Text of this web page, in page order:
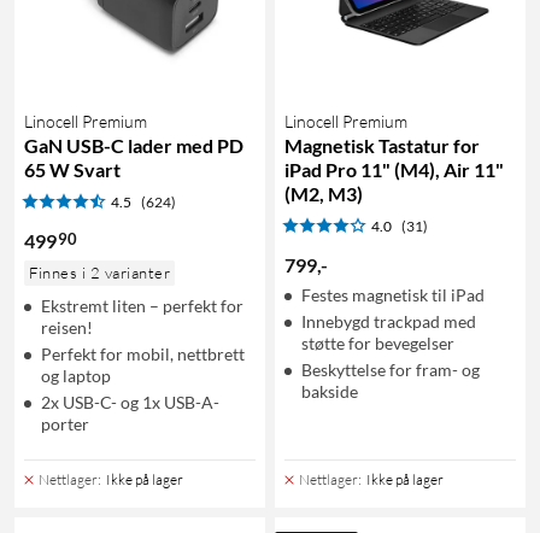
Linocell Premium
GaN USB-C lader med PD
65 W Svart
4.5 (624)
49990
Finnes i 2 varianter
Ekstremt liten – perfekt for
reisen!
Perfekt for mobil, nettbrett
og laptop
2x USB-C- og 1x USB-A-
porter
Nettlager: Ikke på lager
Linocell Premium
Magnetisk Tastatur for
iPad Pro 11" (M4), Air 11"
(M2, M3)
4.0 (31)
799,-
Festes magnetisk til iPad
Innebygd trackpad med
støtte for bevegelser
Beskyttelse for fram- og
bakside
Nettlager: Ikke på lager